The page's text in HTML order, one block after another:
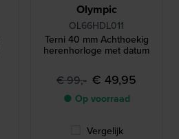
Olympic
OL66HDL011
Terni 40 mm Achthoekig
herenhorloge met datum
€ 99,- € 49,95
● Op voorraad
Vergelijk